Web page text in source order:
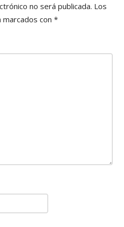
no será publicada. Los
con *